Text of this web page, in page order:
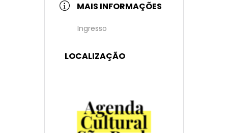
MAIS INFORMAÇÕES
Ingresso
LOCALIZAÇÃO